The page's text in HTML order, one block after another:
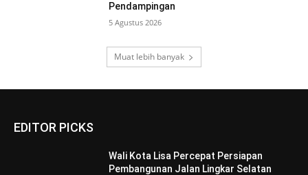
Pendampingan
5 Agustus 2026
Muat lebih banyak
EDITOR PICKS
Wali Kota Lisa Percepat Persiapan
Pembangunan Jalan Lingkar Selatan